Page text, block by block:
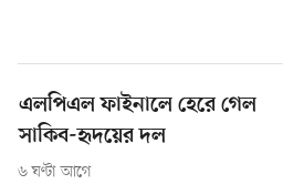
এলপিএল ফাইনালে হেরে গেল
সাকিব-হৃদয়ের দল
৬ ঘণ্টা আগে